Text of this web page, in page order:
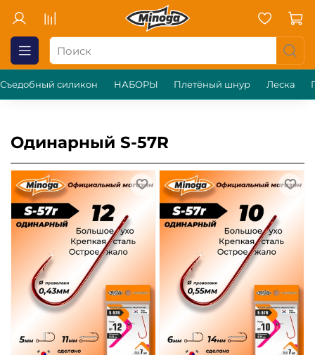
Съедобный силикон НАБОРЫ Плетёный шнур Леска
Одинарный S-57R